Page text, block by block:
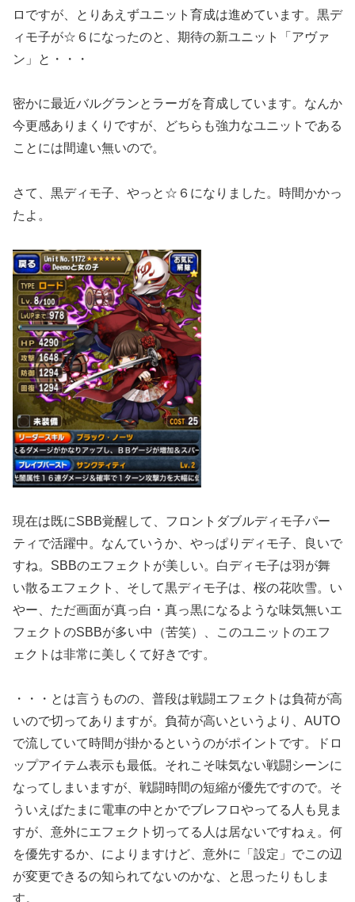
ロですが、とりあえずユニット育成は進めています。黒デ
ィモ子が☆６になったのと、期待の新ユニット「アヴァ
ン」と・・・
密かに最近バルグランとラーガを育成しています。なんか
今更感ありまくりですが、どちらも強力なユニットである
ことには間違い無いので。
さて、黒ディモ子、やっと☆６になりました。時間かかっ
たよ。
現在は既にSBB覚醒して、フロントダブルディモ子パー
ティで活躍中。なんていうか、やっぱりディモ子、良いで
すね。SBBのエフェクトが美しい。白ディモ子は羽が舞
い散るエフェクト、そして黒ディモ子は、桜の花吹雪。い
やー、ただ画面が真っ白・真っ黒になるような味気無いエ
フェクトのSBBが多い中（苦笑）、このユニットのエフ
ェクトは非常に美しくて好きです。
・・・とは言うものの、普段は戦闘エフェクトは負荷が高
いので切ってありますが。負荷が高いというより、AUTO
で流していて時間が掛かるというのがポイントです。ドロ
ップアイテム表示も最低。それこそ味気ない戦闘シーンに
なってしまいますが、戦闘時間の短縮が優先ですので。そ
ういえばたまに電車の中とかでブレフロやってる人も見ま
すが、意外にエフェクト切ってる人は居ないですねぇ。何
を優先するか、によりますけど、意外に「設定」でこの辺
が変更できるの知られてないのかな、と思ったりもしま
す。